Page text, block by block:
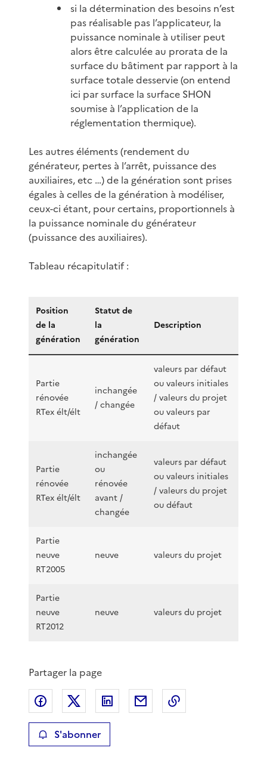
si la détermination des besoins n’est
pas réalisable pas l’applicateur, la
puissance nominale à utiliser peut
alors être calculée au prorata de la
surface du bâtiment par rapport à la
surface totale desservie (on entend
ici par surface la surface SHON
soumise à l’application de la
réglementation thermique).
Les autres éléments (rendement du
générateur, pertes à l’arrêt, puissance des
auxiliaires, etc …) de la génération sont prises
égales à celles de la génération à modéliser,
ceux-ci étant, pour certains, proportionnels à
la puissance nominale du générateur
(puissance des auxiliaires).
Tableau récapitulatif :
Position
de la
génération
Statut de
la
génération
Description
Partie
rénovée
RTex élt/élt
inchangée
/ changée
valeurs par défaut
ou valeurs initiales
/ valeurs du projet
ou valeurs par
défaut
Partie
rénovée
RTex élt/élt
inchangée
ou
rénovée
avant /
changée
valeurs par défaut
ou valeurs initiales
/ valeurs du projet
ou défaut
Partie
neuve
RT2005
neuve valeurs du projet
Partie
neuve
RT2012
neuve valeurs du projet
Partager la page
Partager sur Facebook
Partager sur XPartager sur LinkedIn
Partager par email
S'abonner